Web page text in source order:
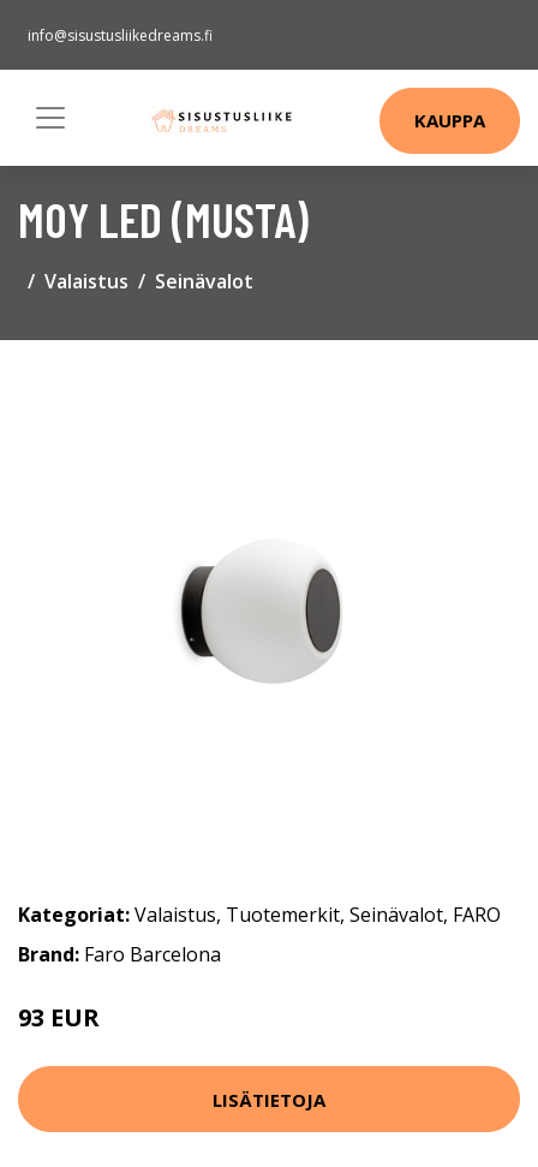
info@sisustusliikedreams.fi
KAUPPA
MOY LED (MUSTA)
Valaistus Seinävalot
Kategoriat:Valaistus, Tuotemerkit, Seinävalot, FARO
Brand: Faro Barcelona
93 EUR
LISÄTIETOJA